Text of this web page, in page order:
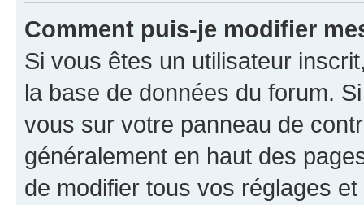
Comment puis-je modifier
Si vous êtes un utilisateur
la base de données du forum.
vous sur votre panneau de
généralement en haut des
de modifier tous vos réglages